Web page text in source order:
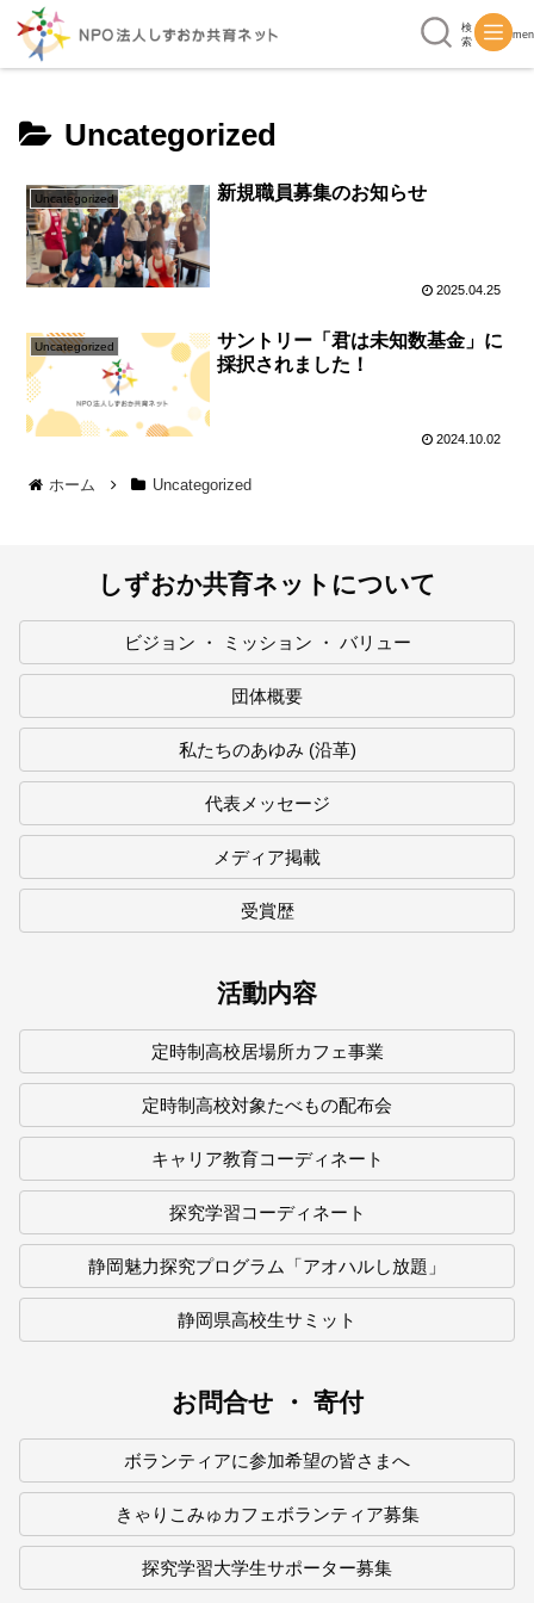
Uncategorized
Uncategorized 新規職員募集のお知らせ
2025.04.25
Uncategorized
サントリー「君は未知数基金」に
採択されました！
2024.10.02
ホーム Uncategorized
しずおか共育ネットについて
ビジョン ・ ミッション ・ バリュー
団体概要
私たちのあゆみ (沿革)
代表メッセージ
メディア掲載
受賞歴
活動内容
定時制高校居場所カフェ事業
定時制高校対象たべもの配布会
キャリア教育コーディネート
探究学習コーディネート
静岡魅力探究プログラム「アオハルし放題」
静岡県高校生サミット
お問合せ ・ 寄付
ボランティアに参加希望の皆さまへ
きゃりこみゅカフェボランティア募集
探究学習大学生サポーター募集
検
索